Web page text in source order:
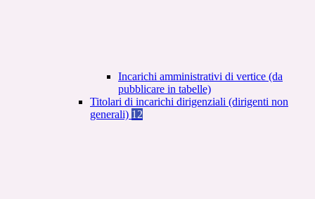
Incarichi amministrativi di vertice (da
pubblicare in tabelle)
Titolari di incarichi dirigenziali (dirigenti non
generali) 12